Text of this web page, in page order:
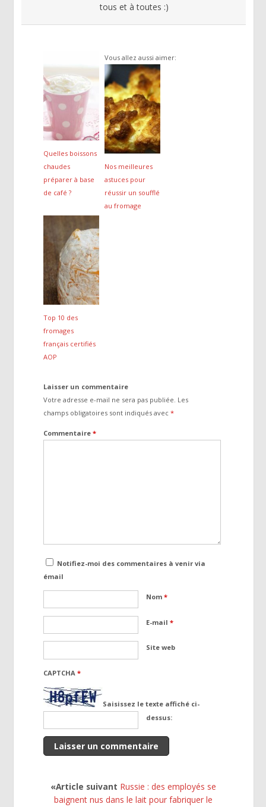
tous et à toutes :)
Vous allez aussi aimer:
Quelles boissons
chaudes
préparer à base
de café ?
Nos meilleures
astuces pour
réussir un soufflé
au fromage
Top 10 des
fromages
français certifiés
AOP
Laisser un commentaire
Votre adresse e-mail ne sera pas publiée. Les
champs obligatoires sont indiqués avec*
Commentaire*
Notifiez-moi des commentaires à venir via
émail
Nom*
E-mail*
Site web
CAPTCHA*
Saisissez le texte affiché ci-
dessus:
«Article suivant Russie : des employés se
baignent nus dans le lait pour fabriquer le